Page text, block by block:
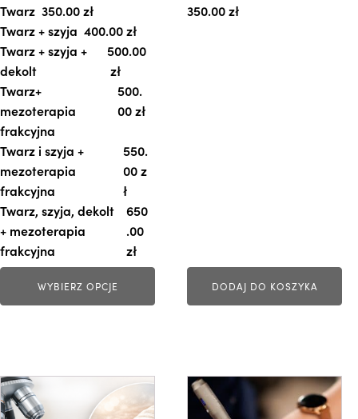
Twarz 350.00 zł
Twarz + szyja 400.00 zł
Twarz + szyja +
dekolt
500.00
zł
Twarz+
mezoterapia
frakcyjna
500.
00 zł
Twarz i szyja +
mezoterapia
frakcyjna
550.
00 z
ł
Twarz, szyja, dekolt
+ mezoterapia
frakcyjna
650
.00
zł
WYBIERZ OPCJE
a
w
i
e
l
e
w
a
r
i
a
n
t
ó
.
j
e
350.00zł
DODAJ DO KOSZYKA